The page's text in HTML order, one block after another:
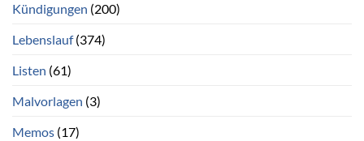
Kündigungen (200)
Lebenslauf(374)
Listen (61)
Malvorlagen (3)
Memos (17)